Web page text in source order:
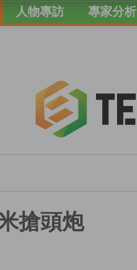
人物專訪 專家分析
搶頭炮